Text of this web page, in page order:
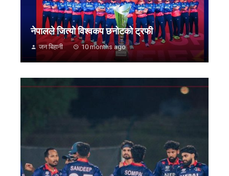
नेपालले जित्यो विश्वकप छनोटको ट्रफी
जन बिहानी 10 months ago